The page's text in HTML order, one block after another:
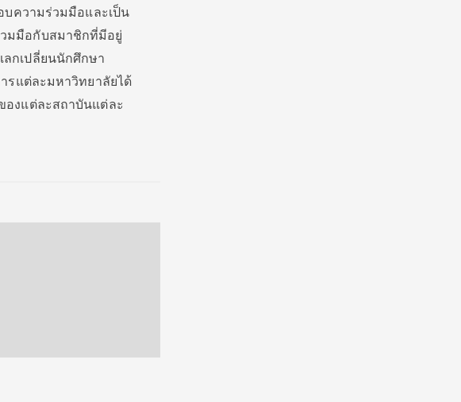
บความร่วมมือและเป็น
มมือกับสมาชิกที่มีอยู่
กเปลี่ยนนักศึกษา
ารแต่ละมหาวิทยาลัยได้
องแต่ละสถาบันแต่ละ